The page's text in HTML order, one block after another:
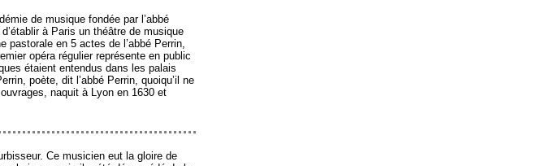
de musique fondée par l’abbé
à Paris un théâtre de musique
pastorale en 5 actes de l’abbé Perrin,
opéra régulier représente en public
étaient entendus dans les palais
poète, dit l’abbé Perrin, quoiqu’il ne
naquit à Lyon en 1630 et
Ce musicien eut la gloire de